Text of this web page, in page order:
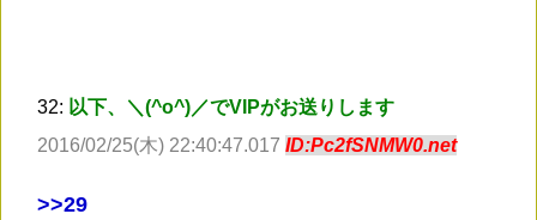
32: 以下、＼(^o^)／でVIPがお送りします
2016/02/25(木) 22:40:47.017 ID:Pc2fSNMW0.net
>>29